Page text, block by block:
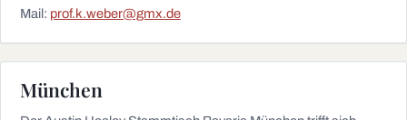
Mail: prof.k.weber@gmx.de
München